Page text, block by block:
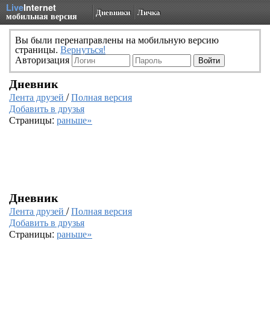
LiveInternet
мобильная версия Дневники Личка
Вы были перенаправлены на мобильную версию
страницы. Вернуться!
Авторизация
Дневник
Лента друзей /Полная версия
Добавить в друзья
Страницы: раньше»
Дневник
Лента друзей /Полная версия
Добавить в друзья
Страницы: раньше»